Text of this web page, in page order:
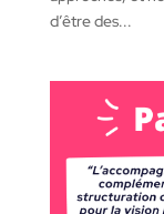
d’être des...